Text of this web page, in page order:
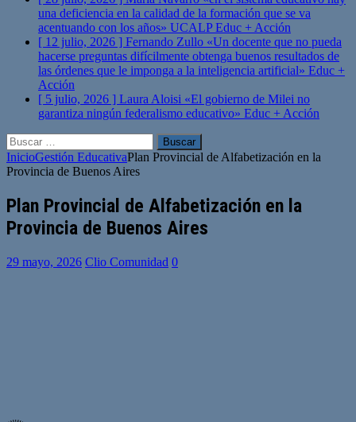
una deficiencia en la calidad de la formación que se va
acentuando con los años» UCALPEduc + Acción
[ 12 julio, 2026 ] Fernando Zullo «Un docente que no pueda
hacerse preguntas difícilmente obtenga buenos resultados de
las órdenes que le imponga a la inteligencia artificial» Educ +
Acción
[ 5 julio, 2026 ] Laura Aloisi «El gobierno de Milei no
garantiza ningún federalismo educativo» Educ + Acción
Buscar:
InicioGestión EducativaPlan Provincial de Alfabetización en la
Provincia de Buenos Aires
Plan Provincial de Alfabetización en la
Provincia de Buenos Aires
29 mayo, 2026 Clio Comunidad 0